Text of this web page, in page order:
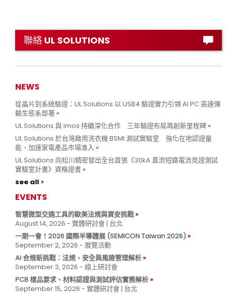
聯絡 UL SOLUTIONS
NEWS
從晶片到系統驗證：UL Solutions 以 USB4 驗證實力引領 AI PC 高速傳
輸生態系部署
UL Solutions 與 imos 持續深化合作 三年驗證布局再創新里程碑
UL Solutions 於台灣啟用洗衣機 BSMI 測試實驗室 強化在地認證量
能、加速家電產品市場准入
UL Solutions 向松川精密發出全台首張《30kA 直流短路電流見證測試
實驗室計畫》資格證書
see all
EVENTS
智慧微型交通工具的歐美法規與資安挑戰
August 14, 2026 - 實體研討會 | 台北
一期一會！2026 國際半導體展 (SEMICON Taiwan 2026)
September 2, 2026 - 展覽活動
AI 合規新挑戰：法規、安全與風險管理解析
September 3, 2026 - 線上研討會
PCB 樣品要求、材料認證與測試評估實務解析
September 15, 2026 - 實體研討會 | 台北